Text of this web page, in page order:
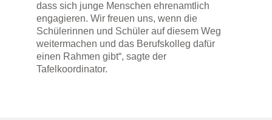
dass sich junge Menschen ehrenamtlich
engagieren. Wir freuen uns, wenn die
Schülerinnen und Schüler auf diesem Weg
weitermachen und das Berufskolleg dafür
einen Rahmen gibt“, sagte der
Tafelkoordinator.